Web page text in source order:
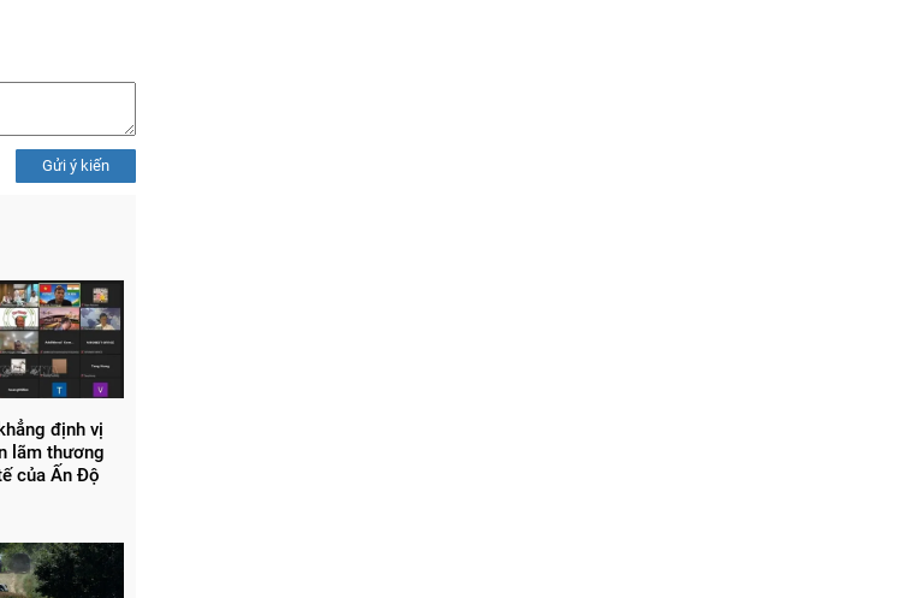
Gửi ý kiến
định vị
lãm thương
của Ấn Độ